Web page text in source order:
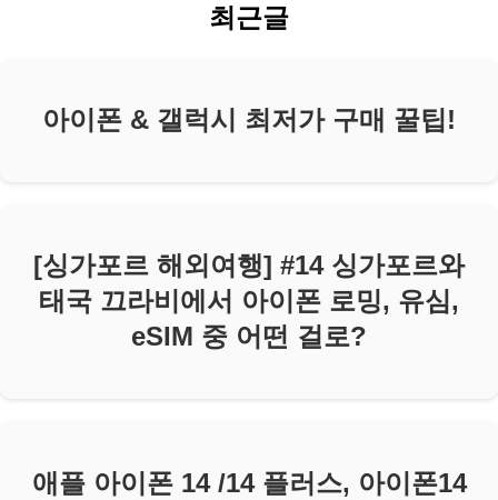
최근글
아이폰 & 갤럭시 최저가 구매 꿀팁!
[싱가포르 해외여행] #14 싱가포르와
태국 끄라비에서 아이폰 로밍, 유심,
eSIM 중 어떤 걸로?
애플 아이폰 14 /14 플러스, 아이폰14